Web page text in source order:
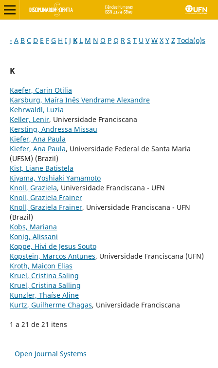
- A B C D E F G H I J K L M N O P Q R S T U V W X Y Z Toda(o)s
K
Kaefer, Carin Otilia
Karsburg, Maíra Inês Vendrame Alexandre
Kehrwaldl, Luzia
Keller, Lenir, Universidade Franciscana
Kersting, Andressa Missau
Kiefer, Ana Paula
Kiefer, Ana Paula, Universidade Federal de Santa Maria
(UFSM) (Brazil)
Kist, Liane Batistela
Kiyama, Yoshiaki Yamamoto
Knoll, Graziela, Universidade Franciscana - UFN
Knoll, Graziela Frainer
Knoll, Graziela Frainer, Universidade Franciscana - UFN
(Brazil)
Kobs, Mariana
Konig, Alissani
Koppe, Hivi de Jesus Souto
Kopstein, Marcos Antunes, Universidade Franciscana (UFN)
Kroth, Maicon Elias
Kruel, Cristina Saling
Kruel, Cristina Salling
Kunzler, Thaíse Aline
Kurtz, Guilherme Chagas, Universidade Franciscana
1 a 21 de 21 itens
Open Journal Systems